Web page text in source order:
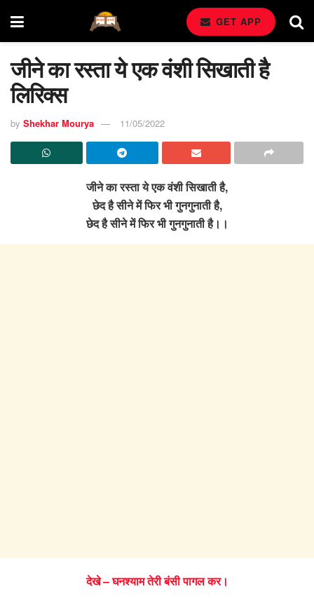
GET APP
जीने का रस्ता ये एक वंशी सिखाती है
लिरिक्स
by Shekhar Mourya 11/05/2022
जीने का रस्ता ये एक वंशी सिखाती है,
छेद है सीने में फिर भी गुनगुनाती है,
छेद है सीने में फिर भी गुनगुनाती है।।
देखे – घनश्याम तेरी बंसी पागल कर।